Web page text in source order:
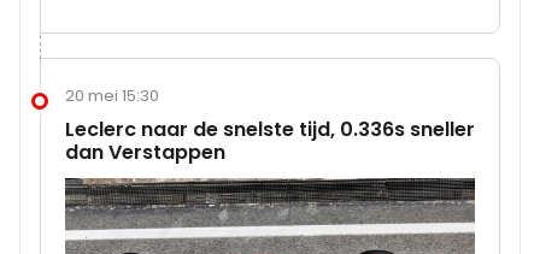
20 mei 15:30
Leclerc naar de snelste tijd, 0.336s sneller
dan Verstappen